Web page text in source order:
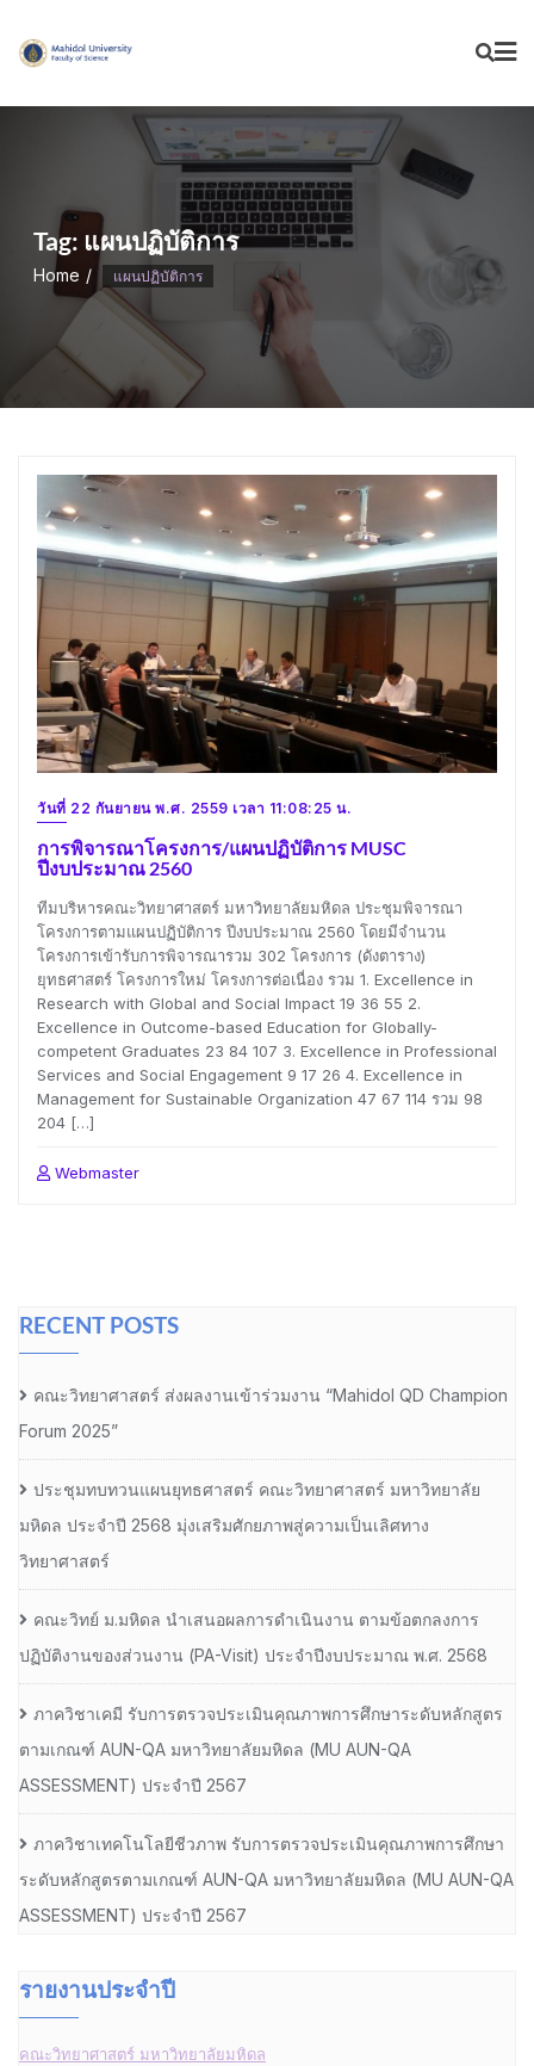
content
Tag: แผนปฏิบัติการ
Home แผนปฏิบัติการ
วันที่ 22 กันยายน พ.ศ. 2559 เวลา 11:08:25 น.
การพิจารณาโครงการ/แผนปฏิบัติการ MUSC
ปีงบประมาณ 2560
ทีมบริหารคณะวิทยาศาสตร์ มหาวิทยาลัยมหิดล ประชุมพิจารณา
โครงการตามแผนปฏิบัติการ ปีงบประมาณ 2560 โดยมีจำนวน
โครงการเข้ารับการพิจารณารวม 302 โครงการ (ดังตาราง)
ยุทธศาสตร์ โครงการใหม่ โครงการต่อเนื่อง รวม 1. Excellence in
Research with Global and Social Impact 19 36 55 2.
Excellence in Outcome-based Education for Globally-
competent Graduates 23 84 107 3. Excellence in Professional
Services and Social Engagement 9 17 26 4. Excellence in
Management for Sustainable Organization 47 67 114 รวม 98
204 […]
Webmaster
RECENT POSTS
คณะวิทยาศาสตร์ ส่งผลงานเข้าร่วมงาน “Mahidol QD Champion
Forum 2025”
ประชุมทบทวนแผนยุทธศาสตร์ คณะวิทยาศาสตร์ มหาวิทยาลัย
มหิดล ประจำปี 2568 มุ่งเสริมศักยภาพสู่ความเป็นเลิศทาง
วิทยาศาสตร์
คณะวิทย์ ม.มหิดล นำเสนอผลการดำเนินงาน ตามข้อตกลงการ
ปฏิบัติงานของส่วนงาน (PA-Visit) ประจำปีงบประมาณ พ.ศ. 2568
ภาควิชาเคมี รับการตรวจประเมินคุณภาพการศึกษาระดับหลักสูตร
ตามเกณฑ์ AUN-QA มหาวิทยาลัยมหิดล (MU AUN-QA
ASSESSMENT) ประจำปี 2567
ภาควิชาเทคโนโลยีชีวภาพ รับการตรวจประเมินคุณภาพการศึกษา
ระดับหลักสูตรตามเกณฑ์ AUN-QA มหาวิทยาลัยมหิดล (MU AUN-QA
ASSESSMENT) ประจำปี 2567
รายงานประจำปี
คณะวิทยาศาสตร์ มหาวิทยาลัยมหิดล